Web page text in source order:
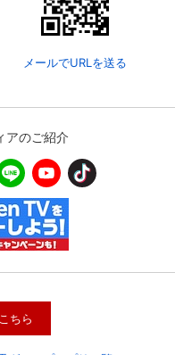
人連絡先、パスワード 、クレ
更が可能です。
メールでURLを送る
アのご紹介
ちら